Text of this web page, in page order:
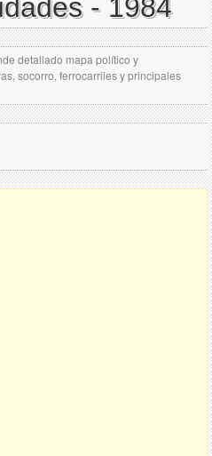
- 1984
detallado mapa político y
socorro, ferrocarriles y principales